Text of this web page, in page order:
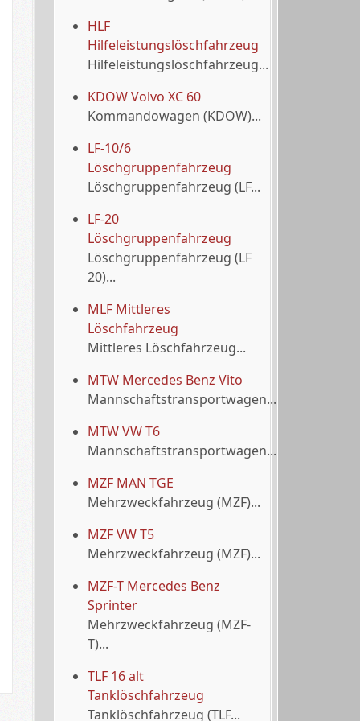
HLF
Hilfeleistungslöschfahrzeug
Hilfeleistungslöschfahrzeug...
KDOW Volvo XC 60
Kommandowagen (KDOW)...
LF-10/6
Löschgruppenfahrzeug
Löschgruppenfahrzeug (LF...
LF-20
Löschgruppenfahrzeug
Löschgruppenfahrzeug (LF
20)...
MLF Mittleres
Löschfahrzeug
Mittleres Löschfahrzeug...
MTW Mercedes Benz Vito
Mannschaftstransportwagen...
MTW VW T6
Mannschaftstransportwagen...
MZF MAN TGE
Mehrzweckfahrzeug (MZF)...
MZF VW T5
Mehrzweckfahrzeug (MZF)...
MZF-T Mercedes Benz
Sprinter
Mehrzweckfahrzeug (MZF-
T)...
TLF 16 alt
Tanklöschfahrzeug
Tanklöschfahrzeug (TLF...